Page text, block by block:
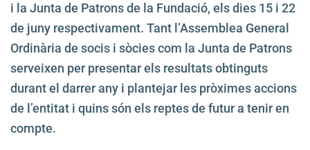
i la Junta de Patrons de la Fundació, els dies 15 i 22
de juny respectivament. Tant l’Assemblea General
Ordinària de socis i sòcies com la Junta de Patrons
serveixen per presentar els resultats obtinguts
durant el darrer any i plantejar les pròximes accions
de l’entitat i quins són els reptes de futur a tenir en
compte.